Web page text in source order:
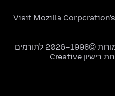
Visit Mozilla Corporation's
הזכויות של חלקים מתוכן זה שמורות ©1998–2026 לתורמים
רישיון Creative